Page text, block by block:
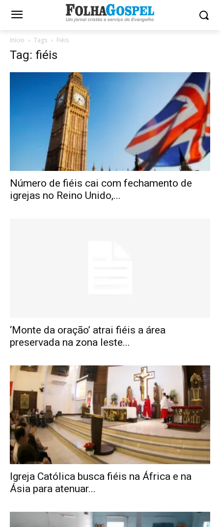
Início Tags Fiéis
Tag: fiéis
Número de fiéis cai com fechamento de
igrejas no Reino Unido,...
‘Monte da oração’ atrai fiéis a área
preservada na zona leste...
Igreja Católica busca fiéis na África e na
Ásia para atenuar...